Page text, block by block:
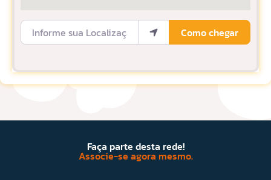
Informe sua Localização
Como chegar
Faça parte desta rede!
Associe-se agora mesmo.